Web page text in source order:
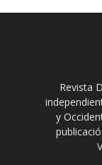
Revista
y